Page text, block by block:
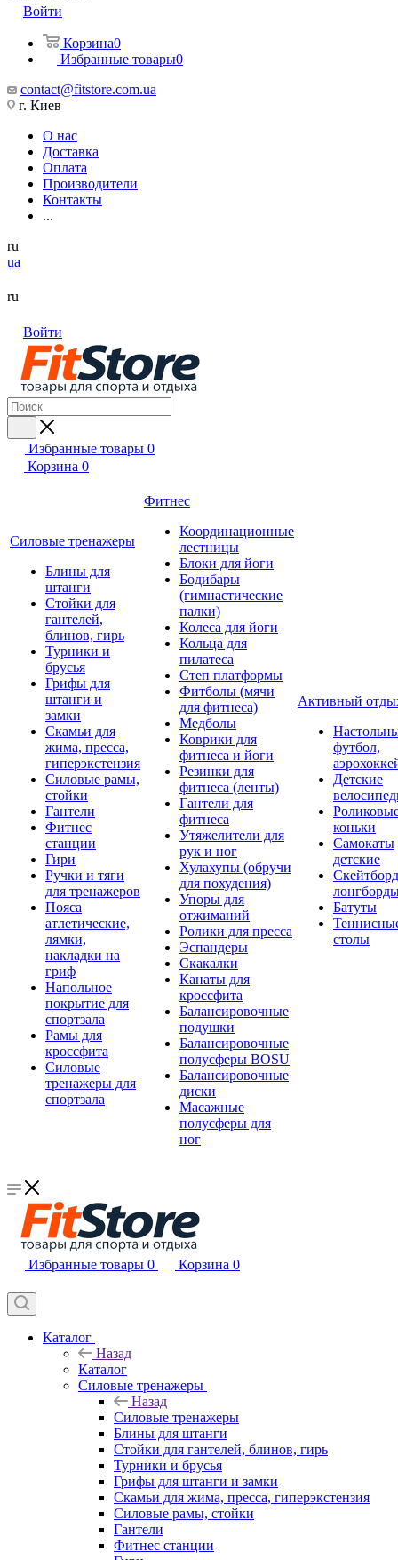
Войти
Корзина0
Избранные товары0
contact@fitstore.com.ua
г. Киев
О нас
Доставка
Оплата
Производители
Контакты
...
ru
ua
ru
Войти
Избранные товары 0
Корзина 0
Силовые тренажеры
Блины для
штанги
Стойки для
гантелей,
блинов, гирь
Турники и
брусья
Грифы для
штанги и
замки
Скамьи для
жима, пресса,
гиперэкстензия
Силовые рамы,
стойки
Гантели
Фитнес
станции
Гири
Ручки и тяги
для тренажеров
Пояса
атлетические,
лямки,
накладки на
гриф
Напольное
покрытие для
спортзала
Рамы для
кроссфита
Силовые
тренажеры для
спортзала
Фитнес
Координационные
лестницы
Блоки для йоги
Бодибары
(гимнастические
палки)
Колеса для йоги
Кольца для
пилатеса
Степ платформы
Фитболы (мячи
для фитнеса)
Медболы
Коврики для
фитнеса и йоги
Резинки для
фитнеса (ленты)
Гантели для
фитнеса
Утяжелители для
рук и ног
Хулахупы (обручи
для похудения)
Упоры для
отжиманий
Ролики для пресса
Эспандеры
Скакалки
Канаты для
кроссфита
Балансировочные
подушки
Балансировочные
полусферы BOSU
Балансировочные
диски
Масажные
полусферы для
ног
Активный
футбол,
Детские
коньки
Самокаты
детские
Батуты
столы
Избранные товары 0 Корзина 0
Каталог
Назад
Каталог
Силовые тренажеры
Назад
Силовые тренажеры
Блины для штанги
Стойки для гантелей, блинов, гирь
Турники и брусья
Грифы для штанги и замки
Скамьи для жима, пресса, гиперэкстензия
Силовые рамы, стойки
Гантели
Фитнес станции